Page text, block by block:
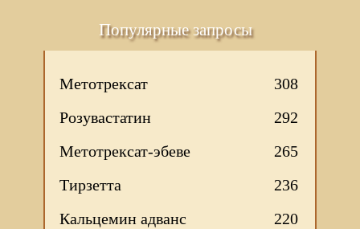
Популярные запросы
Метотрексат
308
Розувастатин
292
Метотрексат-эбеве
265
Тирзетта
236
Кальцемин адванс
220